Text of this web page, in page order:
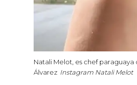
Natali Melot, es chef
Álvarez Instagram Natali Melot